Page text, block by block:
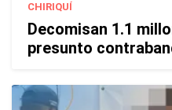
CHIRIQUÍ
Decomisan 1.1
presunto